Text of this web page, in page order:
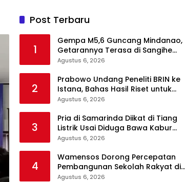
Post Terbaru
1
Gempa M5,6 Guncang Mindanao,
Getarannya Terasa di Sangihe
dan Talaud
Agustus 6, 2026
2
Prabowo Undang Peneliti BRIN ke
Istana, Bahas Hasil Riset untuk
Pangan, Energi, hingga Sampah
Agustus 6, 2026
3
Pria di Samarinda Diikat di Tiang
Listrik Usai Diduga Bawa Kabur
Istri Orang, Kasus Berakhir Damai
Agustus 6, 2026
4
Wamensos Dorong Percepatan
Pembangunan Sekolah Rakyat di
Probolinggo, Kuansing, dan
Agustus 6, 2026